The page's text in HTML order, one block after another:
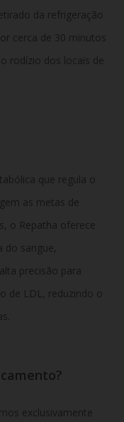
da refrigeração
cerca de 30 minutos
rodízio dos locais de
que regula o
as metas de
o Repatha oferece
do sangue,
precisão para
de LDL, reduzindo o
exclusivamente